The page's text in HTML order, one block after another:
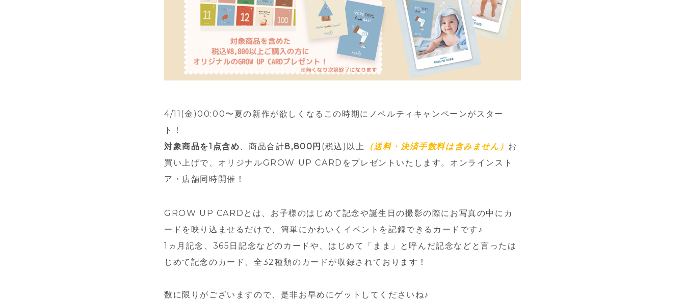
4/11(金)00:00〜夏の新作が欲しくなるこの時期にノベルティキャンペーンがスター
ト！
対象商品を1点含め、商品合計8,800円 (税込)以上 （送料・決済手数料は含みません） お
買い上げで、オリジナルGROW UP CARDをプレゼントいたします。オンラインスト
ア・店舗同時開催！
GROW UP CARDとは、お子様のはじめて記念や誕生日の撮影の際にお写真の中にカ
ードを映り込ませるだけで、簡単にかわいくイベントを記録できるカードです♪
1ヵ月記念、365日記念などのカードや、はじめて「まま」と呼んだ記念などと言ったは
じめて記念のカード、全32種類のカードが収録されております！
数に限りがございますので、是非お早めにゲットしてくださいね♪